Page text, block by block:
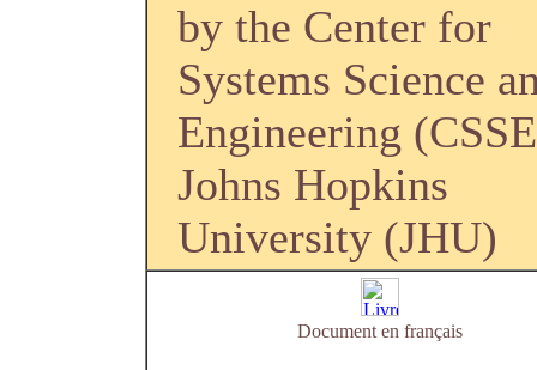
by the Center for
Systems Science
Engineering
Johns Hopkins
University (JHU)
Document en français